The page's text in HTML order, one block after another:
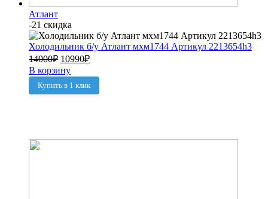
Атлант
-21 скидка
Холодильник б/у Атлант мхм1744 Артикул 2213654h3
14000₽ 10990₽
В корзину
Купить в 1 клик